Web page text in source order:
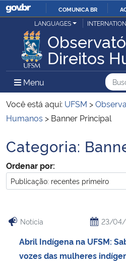
IR
PARA
COMUNICA BR
Ministério da Justiça e Segurança Pública
Ministério da Defesa
Ministério das Relações Exteriores
Ministério da Infraestrutura
Ministério da Agricultura, Pecuária e
Ministério da Saúde
LANGUAGES
Direitos
Menu Menu Principal do
Você está aqui: UFSM >
Humanos > Banner Principal
Início do conteúdo
Categoria:
Ordenar por:
Notícia 23/
Abril Indígena na UFSM:
vozes das mulheres